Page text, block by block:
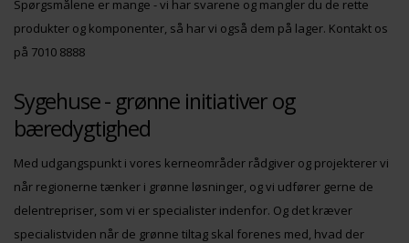
Spørgsmålene er mange - vi har svarene og mangler du de rette
produkter og komponenter, så har vi også dem på lager. Kontakt os
på 7010 8888
Sygehuse - grønne initiativer og
bæredygtighed
Med udgangspunkt i vores kerneområder rådgiver og projekterer vi
når regionerne tænker i grønne løsninger, og vi udfører gerne de
delentrepriser, som vi er specialister indenfor. Og det kræver
specialistviden når de grønne tiltag skal forenes med, hvad der